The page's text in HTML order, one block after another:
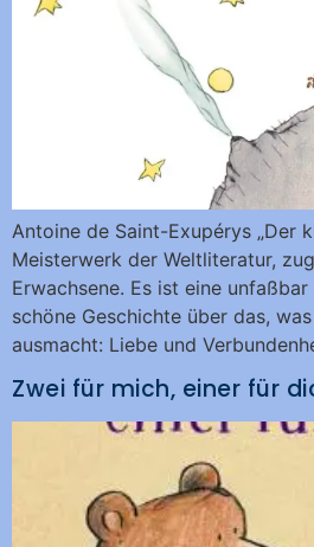
Antoine de Saint-Exupérys „Der
Meisterwerk der Weltliteratur,
Erwachsene. Es ist eine
schöne Geschichte über das,
ausmacht: Liebe und
Zwei für mich, einer für